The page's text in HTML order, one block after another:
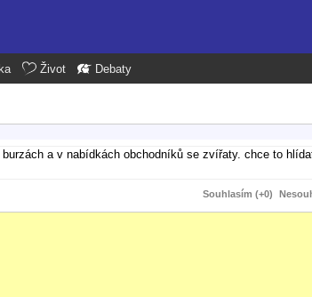
Život Debaty
a v nabídkách obchodníků se zvířaty. chce to
Souhlasím (+0)